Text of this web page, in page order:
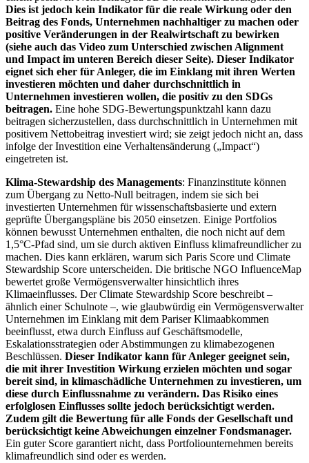
Dies ist jedoch kein Indikator für die reale Wirkung oder den
Beitrag des Fonds, Unternehmen nachhaltiger zu machen oder
positive Veränderungen in der Realwirtschaft zu bewirken
(siehe auch das Video zum Unterschied zwischen Alignment
und Impact im unteren Bereich dieser Seite). Dieser Indikator
eignet sich eher für Anleger, die im Einklang mit ihren Werten
investieren möchten und daher durchschnittlich in
Unternehmen investieren wollen, die positiv zu den SDGs
beitragen. Eine hohe SDG-Bewertungspunktzahl kann dazu
beitragen sicherzustellen, dass durchschnittlich in Unternehmen mit
positivem Nettobeitrag investiert wird; sie zeigt jedoch nicht an, dass
infolge der Investition eine Verhaltensänderung („Impact“)
eingetreten ist.
Klima-Stewardship des Managements: Finanzinstitute können
zum Übergang zu Netto-Null beitragen, indem sie sich bei
investierten Unternehmen für wissenschaftsbasierte und extern
geprüfte Übergangspläne bis 2050 einsetzen. Einige Portfolios
können bewusst Unternehmen enthalten, die noch nicht auf dem
1,5°C-Pfad sind, um sie durch aktiven Einfluss klimafreundlicher zu
machen. Dies kann erklären, warum sich Paris Score und Climate
Stewardship Score unterscheiden. Die britische NGO InfluenceMap
bewertet große Vermögensverwalter hinsichtlich ihres
Klimaeinflusses. Der Climate Stewardship Score beschreibt –
ähnlich einer Schulnote –, wie glaubwürdig ein Vermögensverwalter
Unternehmen im Einklang mit dem Pariser Klimaabkommen
beeinflusst, etwa durch Einfluss auf Geschäftsmodelle,
Eskalationsstrategien oder Abstimmungen zu klimabezogenen
Beschlüssen. Dieser Indikator kann für Anleger geeignet sein,
die mit ihrer Investition Wirkung erzielen möchten und sogar
bereit sind, in klimaschädliche Unternehmen zu investieren, um
diese durch Einflussnahme zu verändern. Das Risiko eines
erfolglosen Einflusses sollte jedoch berücksichtigt werden.
Zudem gilt die Bewertung für alle Fonds der Gesellschaft und
berücksichtigt keine Abweichungen einzelner Fondsmanager.
Ein guter Score garantiert nicht, dass Portfoliounternehmen bereits
klimafreundlich sind oder es werden.